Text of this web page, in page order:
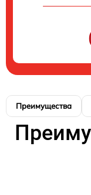
Преимущества